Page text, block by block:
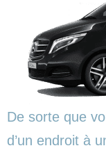
De sorte que
d’un endroit à